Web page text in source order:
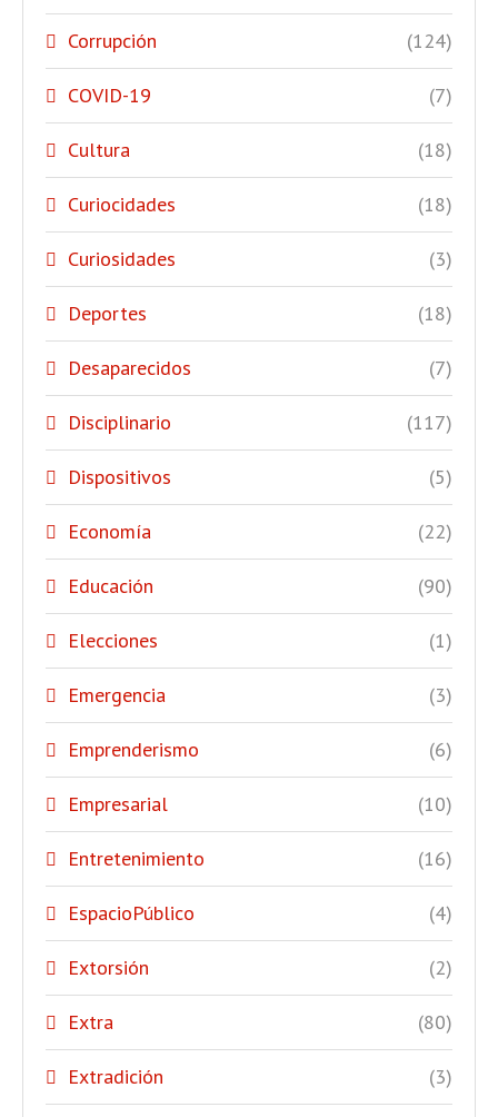
Corrupción (124)
COVID-19 (7)
Cultura (18)
Curiocidades (18)
Curiosidades (3)
Deportes (18)
Desaparecidos (7)
Disciplinario (117)
Dispositivos (5)
Economía (22)
Educación (90)
Elecciones (1)
Emergencia (3)
Emprenderismo (6)
Empresarial (10)
Entretenimiento (16)
EspacioPúblico (4)
Extorsión (2)
Extra (80)
Extradición (3)